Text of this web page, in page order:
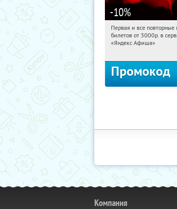
-10%
18:31:35
Россия
Первая и все повторные
билетов от 3000р. в
«Яндекс Афиша»
Промокод
Компания